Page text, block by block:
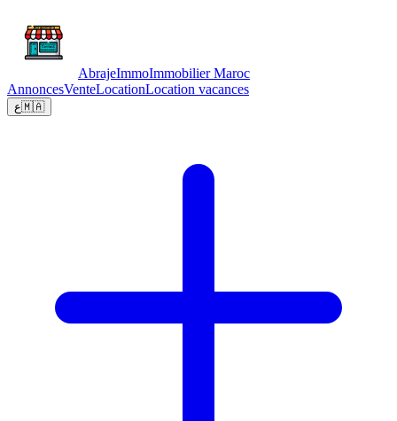
AbrajeImmoImmobilier Maroc
AnnoncesVenteLocationLocation vacances
ع🇲🇦